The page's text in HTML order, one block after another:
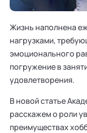
Жизнь наполнена
нагрузками,
эмоционального
погружение в
удовлетворения.
В новой статье
расскажем о роли
преимуществах
Профессионалам
Поддержка